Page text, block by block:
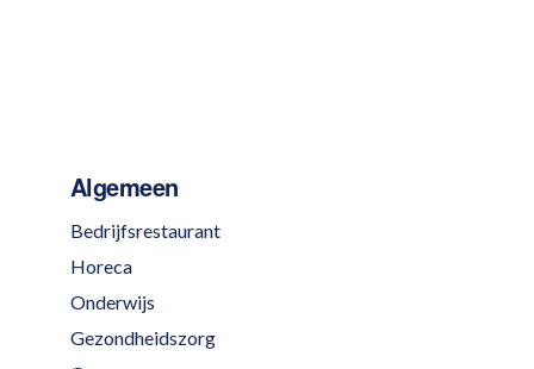
Algemeen
Bedrijfsrestaurant
Horeca
Onderwijs
Gezondheidszorg